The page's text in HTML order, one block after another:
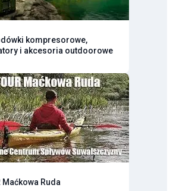
kompresorowe,
i akcesoria outdoorowe
Maćkowa Ruda